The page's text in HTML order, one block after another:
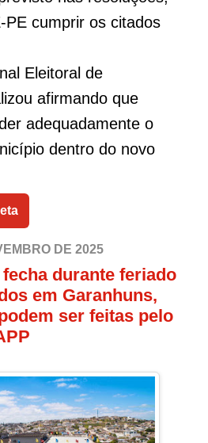
PE cumprir os citados
Eleitoral de
afirmando que
adequadamente o
dentro do novo
DE 2025
durante feriado
em Garanhuns,
ser feitas pelo